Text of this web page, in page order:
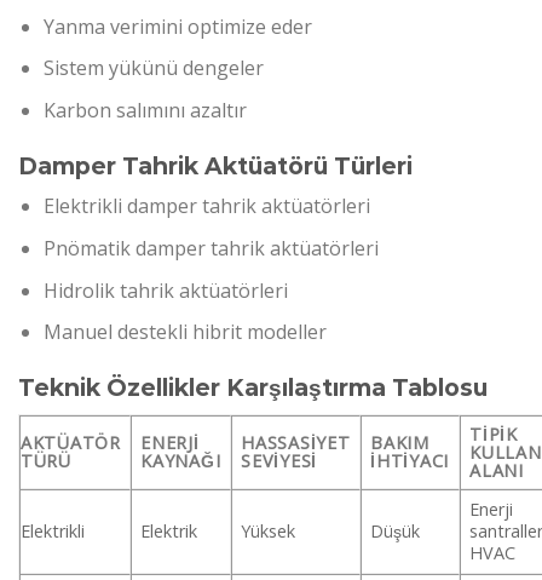
Yanma verimini optimize eder
Sistem yükünü dengeler
Karbon salımını azaltır
Damper Tahrik Aktüatörü Türleri
Elektrikli damper tahrik aktüatörleri
Pnömatik damper tahrik aktüatörleri
Hidrolik tahrik aktüatörleri
Manuel destekli hibrit modeller
Teknik Özellikler Karşılaştırma Tablosu
AKTÜATÖR
TÜRÜ
ENERJI
KAYNAĞI
HASSASIYET
SEVIYESI
BAKIM
İHTIYACI
TIPIK
ALANI
Elektrikli Elektrik Yüksek Düşük
Enerji
HVAC